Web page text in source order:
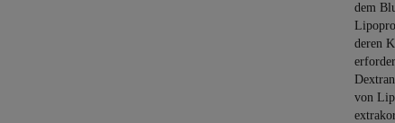
dem
deren
von